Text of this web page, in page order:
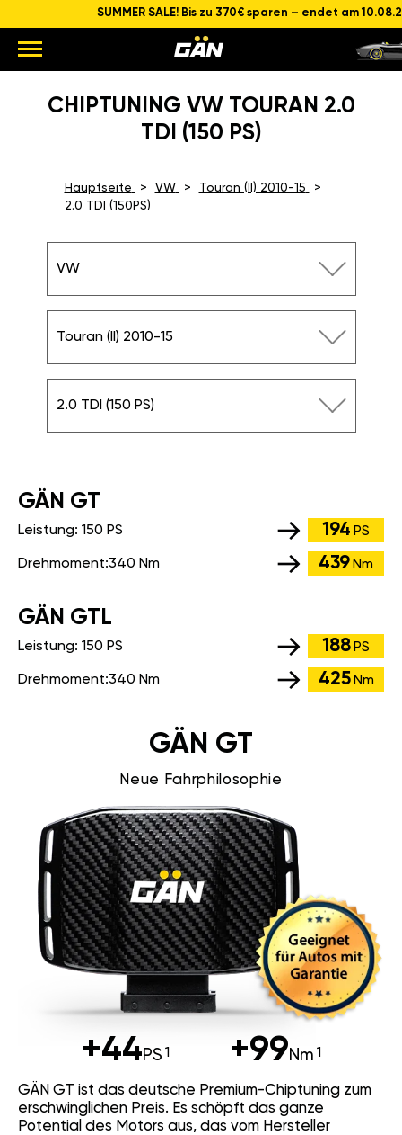
SUMMER SALE! Bis zu 370€ sparen – endet am
CHIPTUNING VW TOURAN 2.0
TDI (150 PS)
Hauptseite VW
Touran (II) 2010-15
2.0 TDI (150PS)
VW
Touran (II) 2010-15
2.0 TDI (150 PS)
GÄN GT
Leistung: 150 PS 194 PS
Drehmoment:340 Nm 439 Nm
GÄN GTL
Leistung: 150 PS 188 PS
Drehmoment:340 Nm 425 Nm
GÄN GT
Neue Fahrphilosophie
+44PS +99Nm
GÄN GT ist das deutsche Premium-Chiptuning zum
erschwinglichen Preis. Es schöpft das ganze
Potential des Motors aus, das vom Hersteller